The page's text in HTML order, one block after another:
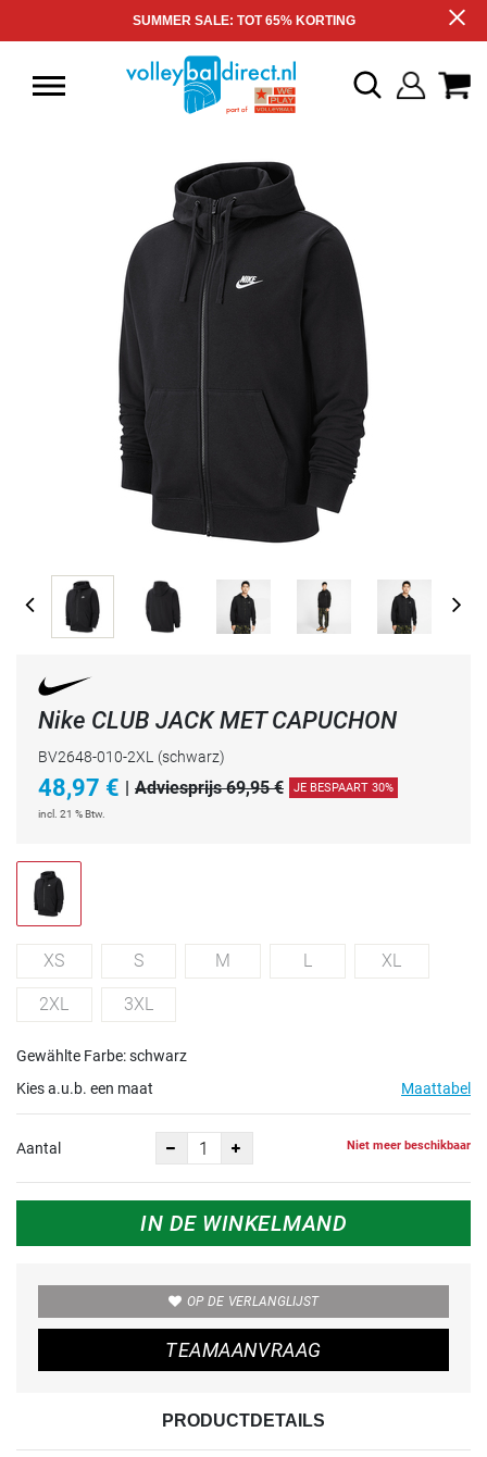
SUMMER SALE: TOT 65% KORTING
Nike CLUB JACK MET CAPUCHON
BV2648-010-2XL (schwarz)
48,97 € | Adviesprijs 69,95 € JE BESPAART 30%
incl. 21 % Btw.
XS S M L XL
2XL 3XL
Gewählte Farbe: schwarz
Kies a.u.b. een maat
Maattabel
Aantal Niet meer beschikbaar
IN DE WINKELMAND
OP DE VERLANGLIJST
TEAMAANVRAAG
PRODUCTDETAILS